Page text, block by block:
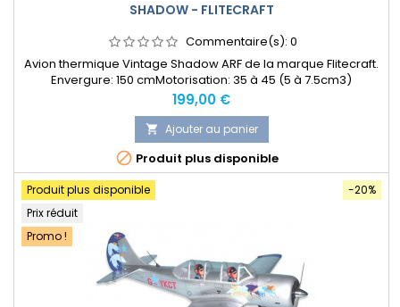
SHADOW - FLITECRAFT
Commentaire(s): 0
Avion thermique Vintage Shadow ARF de la marque Flitecraft.
Envergure: 150 cmMotorisation: 35 à 45 (5 à 7.5cm3)
Prix
199,00 €
 Ajouter au panier
 Produit plus disponible
-20%
Produit plus disponible
Prix réduit
Promo !